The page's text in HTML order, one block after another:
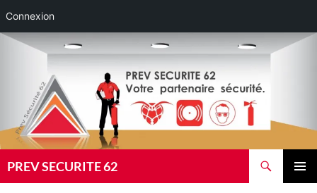
Connexion
Aller
PREV SECURITE 62